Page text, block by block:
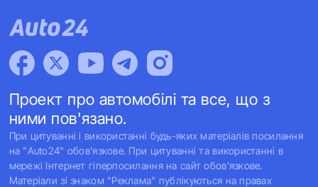
Проект про автомобілі та все, що з
ними пов'язано.
При цитуванні і використанні будь-яких матеріалів посилання
на "Auto24" обов'язкове. При цитуванні та використанні в
мережі Інтернет гіперпосилання на сайт обов'язкове.
Матеріали зі знаком "Реклама" публікуються на правах